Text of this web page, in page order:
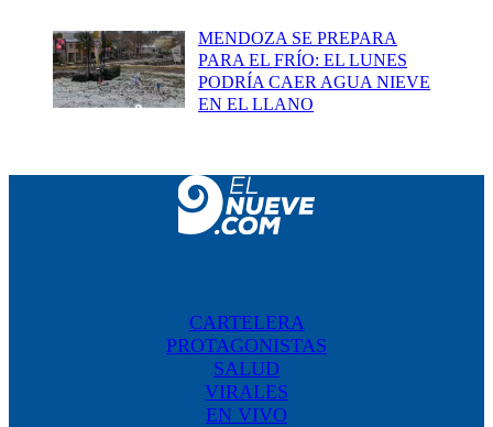
MENDOZA SE PREPARA
PARA EL FRÍO: EL LUNES
PODRÍA CAER AGUA NIEVE
EN EL LLANO
CARTELERA
PROTAGONISTAS
SALUD
VIRALES
EN VIVO